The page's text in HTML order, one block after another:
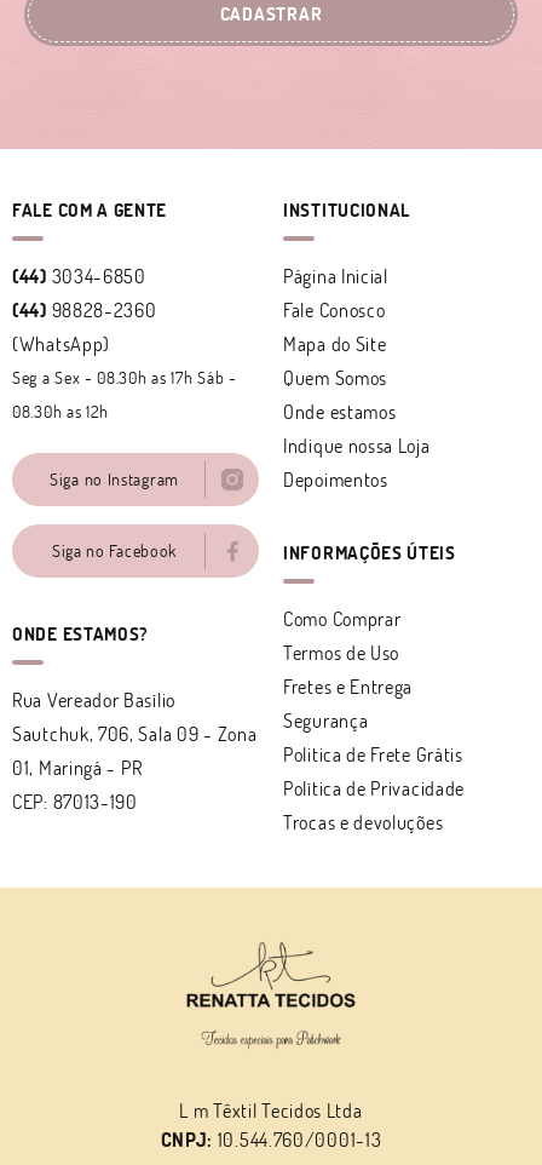
CADASTRAR
FALE COM A GENTE
(44) 3034-6850
(44) 98828-2360
(WhatsApp)
Seg a Sex - 08.30h as 17h Sáb -
08.30h as 12h
Siga no Instagram
Siga no Facebook
ONDE ESTAMOS?
Rua Vereador Basílio
Sautchuk, 706, Sala 09 - Zona
01, Maringá - PR
CEP: 87013-190
INSTITUCIONAL
Página Inicial
Fale Conosco
Mapa do Site
Quem Somos
Onde estamos
Indique nossa Loja
Depoimentos
INFORMAÇÕES ÚTEIS
Como Comprar
Termos de Uso
Fretes e Entrega
Segurança
Politica de Frete Grátis
Política de Privacidade
Trocas e devoluções
L m Têxtil Tecidos Ltda
CNPJ: 10.544.760/0001-13